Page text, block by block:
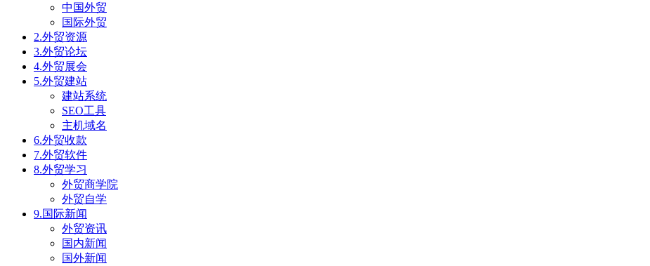
中国外贸
国际外贸
2.外贸资源
3.外贸论坛
4.外贸展会
5.外贸建站
建站系统
SEO工具
主机域名
6.外贸收款
7.外贸软件
8.外贸学习
外贸商学院
外贸自学
9.国际新闻
外贸资讯
国内新闻
国外新闻